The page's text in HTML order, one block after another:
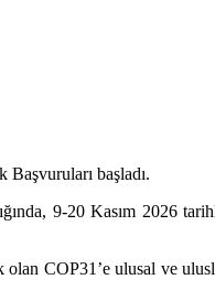
başladı.
9-20 Kasım 2026
COP31’e ulusal ve